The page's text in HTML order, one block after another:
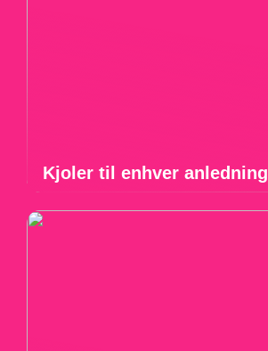
Kjoler til enhver anledning